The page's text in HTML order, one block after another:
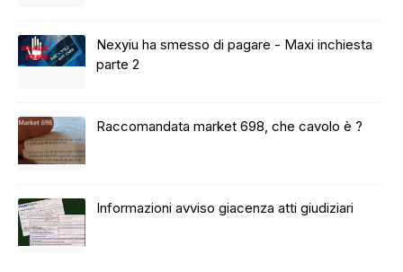
Nexyiu ha smesso di pagare - Maxi inchiesta
parte 2
Raccomandata market 698, che cavolo è ?
Informazioni avviso giacenza atti giudiziari